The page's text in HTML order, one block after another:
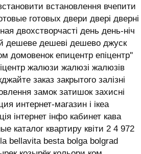
встановлення вчепити
готовых двери двері дверні
двохстворчасті день день-ніч
дешеве дешеві дешево джуск
домовенок епицентр епіцентр''
жалюзи жалюзі жалюзів
заказ закрытого залізні
замок затишок захисні
интернет-магазин і ікеа
інтернет інфо кабинет кава
каталог квартиру квіти 2 4 972
bellavita besta bolga bolgrad